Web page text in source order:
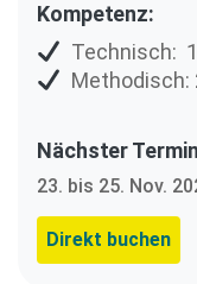
Kompetenz:
Technisch:
Methodisch:
Nächster Termin
23. bis 25. Nov.
Direkt buchen